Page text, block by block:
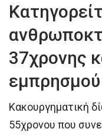
37χρονης
εμπρησμού
Κακουργηματική
55χρονου που